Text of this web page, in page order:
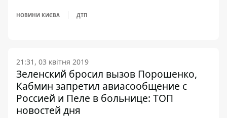
НОВИНИ КИЄВА ДТП
21:31, 03 квітня 2019
Зеленский бросил вызов Порошенко,
Кабмин запретил авиасообщение с
Россией и Пеле в больнице: ТОП
новостей дня